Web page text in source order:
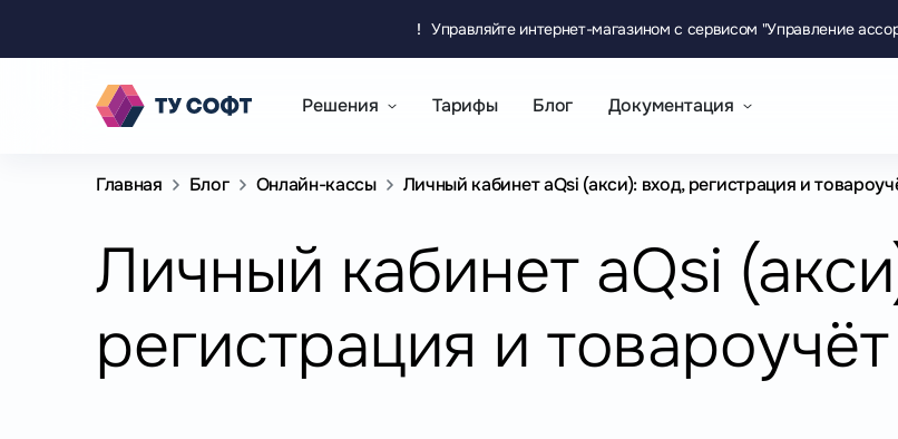
! Управляйте интернет-магазином с сервисом "Управление
Решения Тарифы Блог Документация
Главная Блог Онлайн-кассы Личный кабинет aQsi (акси): вход, регистрация и
Личный кабинет aQsi
регистрация и товароучёт